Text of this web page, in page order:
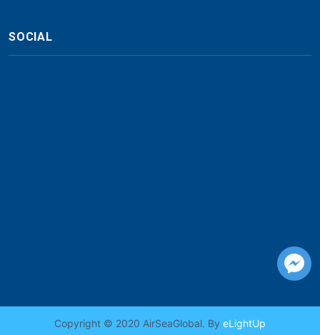
SOCIAL
Copyright © 2020 AirSeaGlobal. By eLightUp